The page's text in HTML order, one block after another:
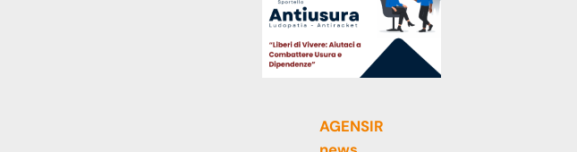
AGENSIR